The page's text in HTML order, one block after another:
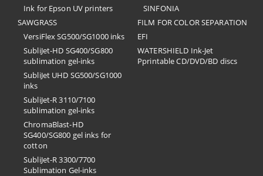
Ink for Epson UV printers
SAWGRASS
VersiFlex SG500/SG1000 inks
SubliJet-HD SG400/SG800
sublimation gel-inks
SubliJet UHD SG500/SG1000
inks
SubliJet-R 3110/7100
sublimation gel-inks
ChromaBlast-HD
SG400/SG800 gel inks for
cotton
SubliJet-R 3300/7700
Sublimation Gel-inks
SINFONIA
FILM FOR COLOR SEPARATION
EFI
​WATERSHIELD Ink-Jet
Pprintable CD/DVD/BD discs